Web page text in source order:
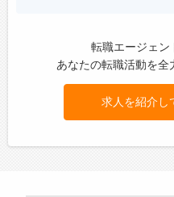
転職エージェン
あなたの転職活動を全
求人を紹介し